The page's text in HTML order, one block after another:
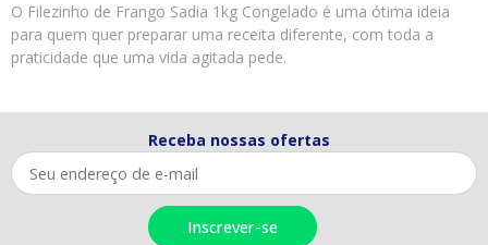
O Filezinho de Frango Sadia 1kg Congelado é uma ótima ideia
para quem quer preparar uma receita diferente, com toda a
praticidade que uma vida agitada pede.
Receba nossas ofertas